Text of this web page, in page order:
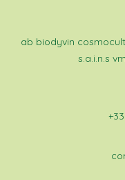
ab biodyvin
s.a.i.n.s